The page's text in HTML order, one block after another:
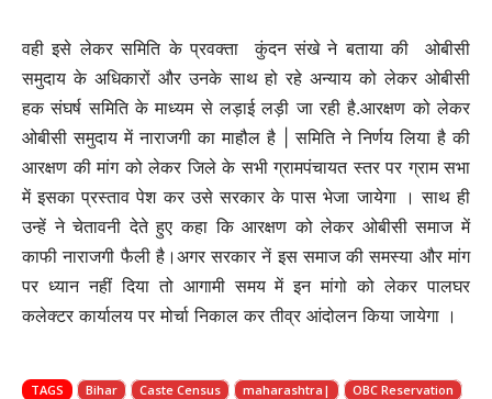
वही इसे लेकर समिति के प्रवक्ता कुंदन संखे ने बताया की ओबीसी
समुदाय के अधिकारों और उनके साथ हो रहे अन्याय को लेकर ओबीसी
हक संघर्ष समिति के माध्यम से लड़ाई लड़ी जा रही है.आरक्षण को लेकर
ओबीसी समुदाय में नाराजगी का माहौल है | समिति ने निर्णय लिया है की
आरक्षण की मांग को लेकर जिले के सभी ग्रामपंचायत स्तर पर ग्राम सभा
में इसका प्रस्ताव पेश कर उसे सरकार के पास भेजा जायेगा । साथ ही
उन्हें ने चेतावनी देते हुए कहा कि आरक्षण को लेकर ओबीसी समाज में
काफी नाराजगी फैली है।अगर सरकार नें इस समाज की समस्या और मांग
पर ध्यान नहीं दिया तो आगामी समय में इन मांगो को लेकर पालघर
कलेक्टर कार्यालय पर मोर्चा निकाल कर तीव्र आंदोलन किया जायेगा ।
TAGS Bihar Caste Census maharashtra|
OBC Reservation